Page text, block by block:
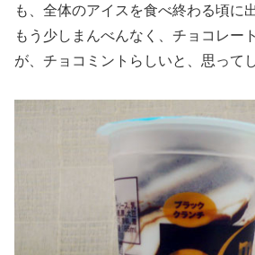
も、全体のアイスを食べ終わる頃に
もう少しまんべんなく、チョコレー
が、チョコミントらしいと、思って